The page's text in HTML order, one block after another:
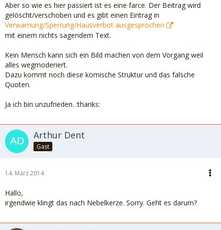
Aber so wie es hier passiert ist es eine farce. Der Beitrag wird
gelöscht/verschoben und es gibt einen Eintrag in
Verwarnung/Sperrung/Hausverbot ausgesprochen
mit einem nichts sagendem Text.
Kein Mensch kann sich ein Bild machen von dem Vorgang weil
alles wegmoderiert.
Dazu kommt noch diese komische Struktur und das falsche
Quoten.
Ja ich bin unzufrieden. :thanks:
Arthur Dent
Gast
14. März 2014
Hallo,
irgendwie klingt das nach Nebelkerze. Sorry. Geht es darum?